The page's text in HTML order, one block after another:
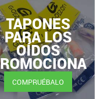
TAPONES
PARA LOS
OÍDOS
LES 1
COMPRUÉBALO